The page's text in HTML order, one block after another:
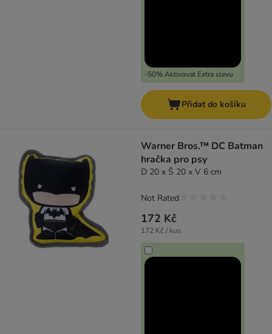
-50% Aktivovat Extra slevu
Přidat do košíku
Warner Bros.™ DC Batman
hračka pro psy
D 20 x Š 20 x V 6 cm
172 Kč
172 Kč / kus
Not Rated